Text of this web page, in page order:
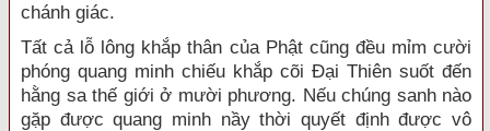
chánh giác.
Tất cả lỗ lông khắp thân của Phật cũng đều mỉm cười
phóng quang minh chiếu khắp cõi Đại Thiên suốt đến
hằng sa thế giới ở mười phương. Nếu chúng sanh nào
gặp được quang minh nầy thời quyết định được vô